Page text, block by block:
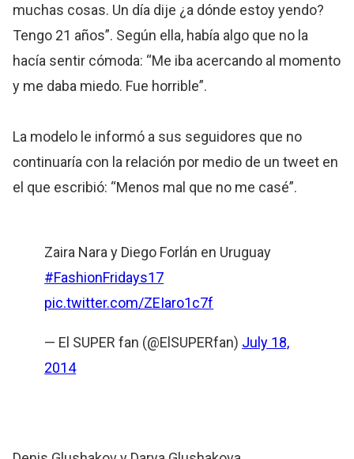
muchas cosas. Un día dije ¿a dónde estoy yendo?
Tengo 21 años”. Según ella, había algo que no la
hacía sentir cómoda: “Me iba acercando al momento
y me daba miedo. Fue horrible”.
La modelo le informó a sus seguidores que no
continuaría con la relación por medio de un tweet en
el que escribió: “Menos mal que no me casé”.
Zaira Nara y Diego Forlán en Uruguay
#FashionFridays17
pic.twitter.com/ZEIaro1c7f
— El SUPER fan (@ElSUPERfan) July 18,
2014